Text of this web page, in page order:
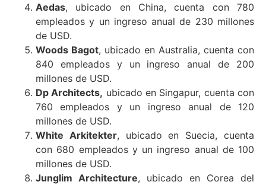
Aedas, ubicado en China, cuenta con 780
empleados y un ingreso anual de 230 millones
de USD.
Woods Bagot, ubicado en Australia, cuenta con
840 empleados y un ingreso anual de 200
millones de USD.
Dp Architects, ubicado en Singapur, cuenta con
760 empleados y un ingreso anual de 120
millones de USD.
White Arkitekter, ubicado en Suecia, cuenta
con 680 empleados y un ingreso anual de 100
millones de USD.
Junglim Architecture, ubicado en Corea del